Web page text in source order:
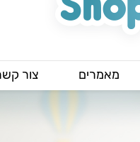
מאמרים צור